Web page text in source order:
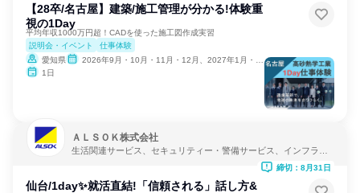
【28卒/名古屋】建築/施工管理が分かる!体験重
視の1Day
平均年収1000万円超！CADを使った施工図作成実習
説明会・イベント
仕事体験
愛知県
2026年9月・10月・11月・12月、2027年1月・2月
1日
ＡＬＳＯＫ株式会社
生活関連サービス、セキュリティー・警備サービス、インフラ・
仙台/1day✨就活直結!「信頼される」話し方&
締切：8月31日